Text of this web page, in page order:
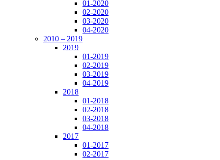
01-2020
02-2020
03-2020
04-2020
2010 – 2019
2019
01-2019
02-2019
03-2019
04-2019
2018
01-2018
02-2018
03-2018
04-2018
2017
01-2017
02-2017